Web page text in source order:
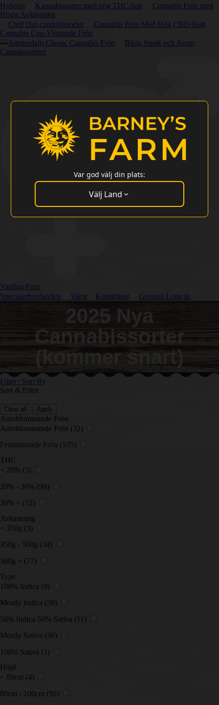
Hybrids
Kannabissorter med hög THC-halt
Cannabis Frön med
Högst Avkastning
Chill Out-cannabissorter
Cannabis Frön Med Hög CBD-Halt
Cannabis Cup-Vinnande Frön
Amsterdam Classic Cannabis Frön
Bästa Smak och Arom
Cannabissorter
Vanliga Frön
Specialerbjudanden
Varor Kundtjänst Grossist Logg in
2025 Nya
Cannabissorter
(kommer snart)
Filter / Sort By
Sort & Filter
Clear all Apply
Autoblommande Frön
Autoblommande Frön (32)
Feminiserade Frön (105)
THC
< 20% (3)
20% - 30% (99)
30% + (12)
Avkastning
< 350g (3)
350g - 500g (34)
500g + (77)
Type
100% Indica (9)
Mostly Indica (59)
50% Indica 50% Sativa (11)
Mostly Sativa (30)
100% Sativa (1)
Höjd
< 80cm (4)
80cm - 100cm (92)
Var god välj din plats:
Välj Land